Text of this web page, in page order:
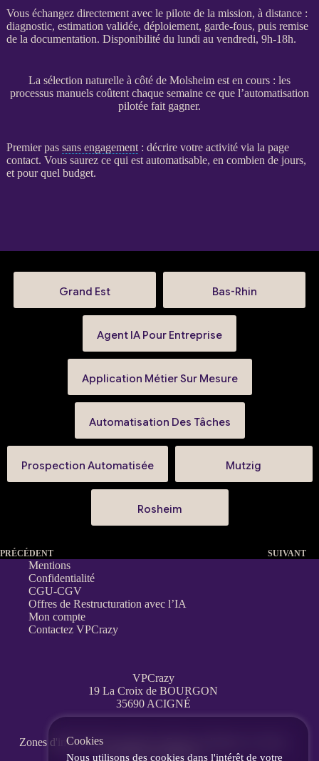
Vous échangez directement avec le pilote de la mission, à distance :
diagnostic, estimation validée, déploiement, garde-fous, puis remise
de la documentation. Disponibilité du lundi au vendredi, 9h-18h.
La sélection naturelle à côté de Molsheim est en cours : les
processus manuels coûtent chaque semaine ce que l’automatisation
pilotée fait gagner.
Premier pas sans engagement: décrire votre activité via la page
contact. Vous saurez ce qui est automatisable, en combien de jours,
et pour quel budget.
Grand Est Bas-Rhin
Agent IA Pour Entreprise
Application Métier Sur Mesure
Automatisation Des Tâches
Prospection Automatisée Mutzig
Rosheim
PRÉCÉDENT SUIVANT
Mentions
Confidentialité
CGU-CGV
Offres de Restructuration avec l’IA
Mon compte
Contactez VPCrazy
VPCrazy
19 La Croix de BOURGON
35690 ACIGNÉ
Zones d'interventions partout en France
messagerie, téléphone.
Cookies
Nous utilisons des cookies dans l'intérêt de votre